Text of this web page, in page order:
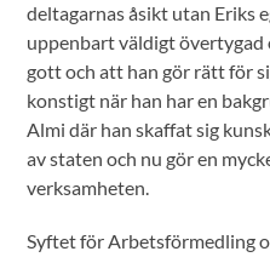
deltagarnas åsikt utan Eriks
uppenbart väldigt
gott och att han gör rätt för
konstigt när han har en
Almi där han skaffat sig
av staten och nu gör en
verksamheten.
Syftet för Arbetsförmedling